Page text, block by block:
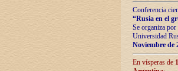
Conferencia
“Rusia en el
Se organiza
Universidad
Noviembre de
En vísperas de